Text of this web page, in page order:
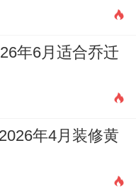
火、
灶、
安门
现。这些日子不
年6月适合乔迁
年4月装修黄